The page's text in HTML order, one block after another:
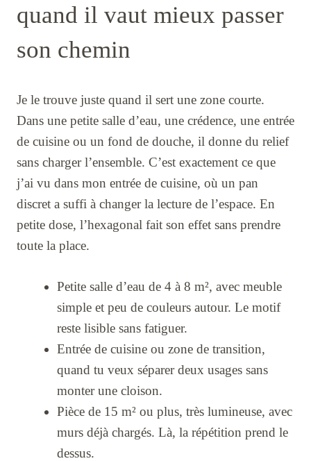
quand il vaut mieux passer
son chemin
Je le trouve juste quand il sert une zone courte.
Dans une petite salle d’eau, une crédence, une entrée
de cuisine ou un fond de douche, il donne du relief
sans charger l’ensemble. C’est exactement ce que
j’ai vu dans mon entrée de cuisine, où un pan
discret a suffi à changer la lecture de l’espace. En
petite dose, l’hexagonal fait son effet sans prendre
toute la place.
Petite salle d’eau de 4 à 8 m², avec meuble
simple et peu de couleurs autour. Le motif
reste lisible sans fatiguer.
Entrée de cuisine ou zone de transition,
quand tu veux séparer deux usages sans
monter une cloison.
Pièce de 15 m² ou plus, très lumineuse, avec
murs déjà chargés. Là, la répétition prend le
dessus.